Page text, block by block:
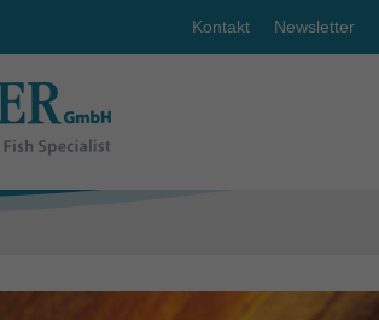
Kontakt Newsletter